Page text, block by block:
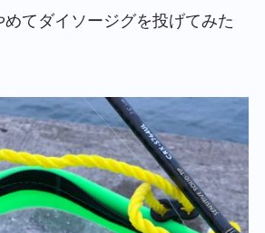
てダイソージグを投げてみた